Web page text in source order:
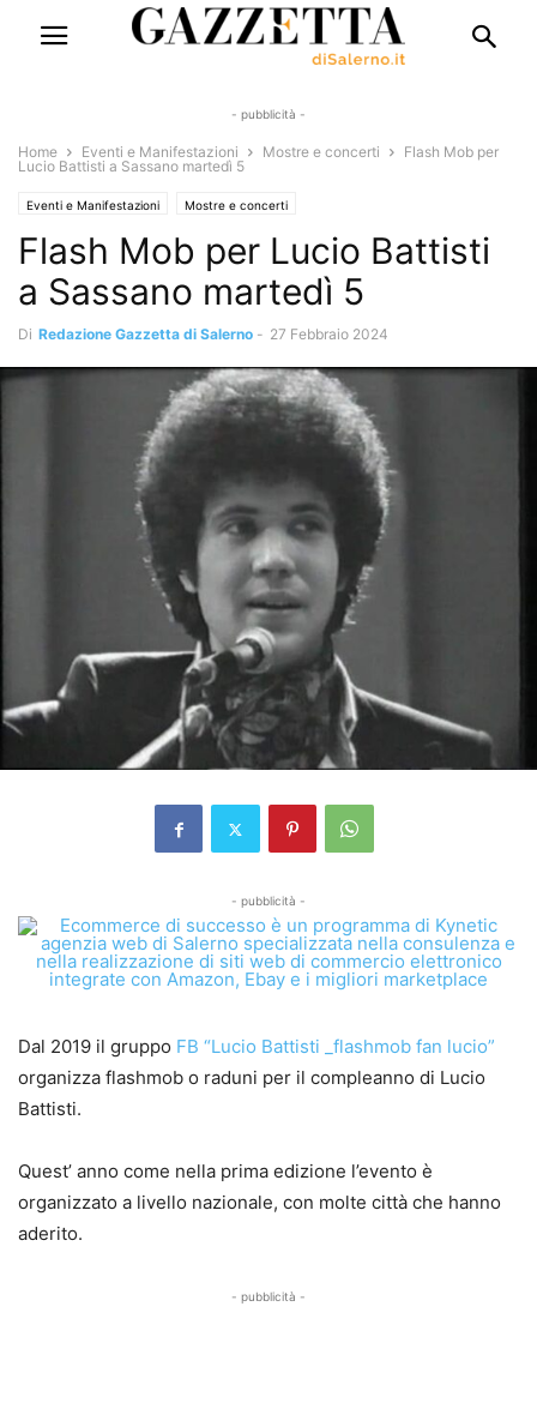
- pubblicità -
Home Eventi e Manifestazioni Mostre e concerti
Flash Mob per
Lucio Battisti a Sassano martedì 5
Eventi e Manifestazioni Mostre e concerti
Flash Mob per Lucio Battisti
a Sassano martedì 5
Di Redazione Gazzetta di Salerno - 27 Febbraio 2024
- pubblicità -
Dal 2019 il gruppo FB “Lucio Battisti _flashmob fan lucio”
organizza flashmob o raduni per il compleanno di Lucio
Battisti.
Quest’ anno come nella prima edizione l’evento è
organizzato a livello nazionale, con molte città che hanno
aderito.
- pubblicità -